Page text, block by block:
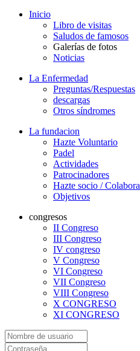
Inicio
Libro de visitas
Saludos de famosos
Galerías de fotos
Noticias
La Enfermedad
Preguntas/Respuestas
descargas
Otros síndromes
La fundacion
Hazte Voluntario
Padel
Actividades
Patrocinadores
Hazte socio / Colabora
Objetivos
congresos
II Congreso
III Congreso
IV congreso
V Congreso
VI Congreso
VII Congreso
VIII Congreso
X CONGRESO
XI CONGRESO